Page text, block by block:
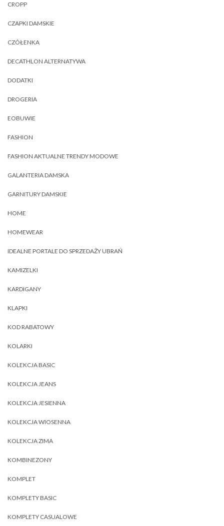
CROPP
CZAPKI DAMSKIE
CZÓŁENKA
DECATHLON ALTERNATYWA
DODATKI
DROGERIA
EOBUWIE
FASHION
FASHION AKTUALNE TRENDY MODOWE
GALANTERIA DAMSKA
GARNITURY DAMSKIE
HOME
HOMEWEAR
IDEALNE PORTALE DO SPRZEDAŻY UBRAŃ
KAMIZELKI
KARDIGANY
KLAPKI
KOD RABATOWY
KOLARKI
KOLEKCJA BASIC
KOLEKCJA JEANS
KOLEKCJA JESIENNA
KOLEKCJA WIOSENNA
KOLEKCJA ZIMA
KOMBINEZONY
KOMPLET
KOMPLETY BASIC
KOMPLETY CASUALOWE